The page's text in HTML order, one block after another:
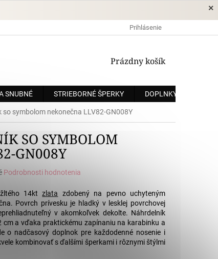
×
A PLATBA OCHRANA OSOBNÝCH ÚDAJOV
Prihlásenie
NÁKUPNÝ
Prázdny košík
SNUBNÉ STRIEBORNÉ ŠPERKY DOPLNKY
so symbolom nekonečna LLV82-GN008Y
SO SYMBOLOM
GN008Y
Podrobnosti hodnotenia
žltého 14ktzlata zdobený na pevno uchyteným
Povrch prívesku je hladký v lesklej povrchovej
v akomkoľvek dekolte. Náhrdelník
cm a vďaka praktickému zapínaniu na karabinku a
o nadčasový doplnok pre každodenné nosenie i
kombinovať s ďalšími šperkami i rôznymi štýlmi